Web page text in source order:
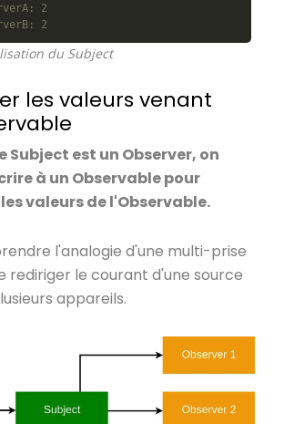
2
2
du Subject
les valeurs venant
Subject est un Observer, on
à un Observable pour
valeurs de l'Observable.
l'analogie d'une multi-prise
rediriger le courant d'une source
appareils.